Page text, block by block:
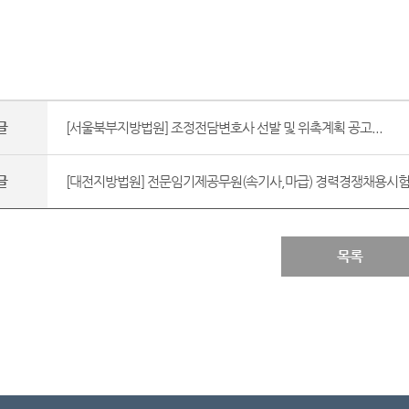
[서울북부지방법원] 조정전담변호사 선발 및 위촉계획 공고...
[대전지방법원] 전문임기제공무원(속기사,마급) 경력경쟁채용시험
목록